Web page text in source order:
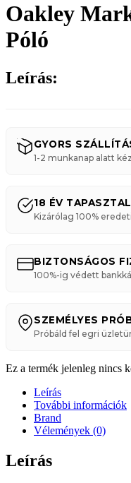
Oakley
Póló
Leírás:
GYORS
1-2 munkanap alatt
18 ÉV
Kizárólag 100%
BIZTONSÁGOS
100%-ig védett
SZEMÉLYES
Próbáld fel egri
Ez a termék jelenleg nincs
Leírás
További információk
Brand
Vélemények (0)
Leírás